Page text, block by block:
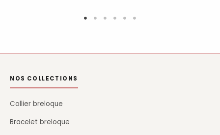
NOS COLLECTIONS
Collier breloque
Bracelet breloque